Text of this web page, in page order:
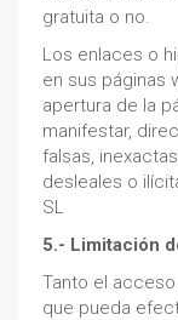
gratuita o no.
Los enlaces o
en sus páginas
apertura de la
manifestar,
falsas,
desleales o
SL
5.- Limitación
Tanto el
que pueda